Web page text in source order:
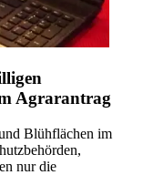
Agrarantrag
Blühflächen im
nur die